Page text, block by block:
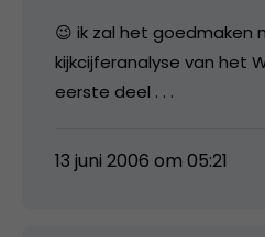
😉 ik zal het goedmaken
kijkcijferanalyse van het
eerste deel . . .
13 juni 2006 om 05:21